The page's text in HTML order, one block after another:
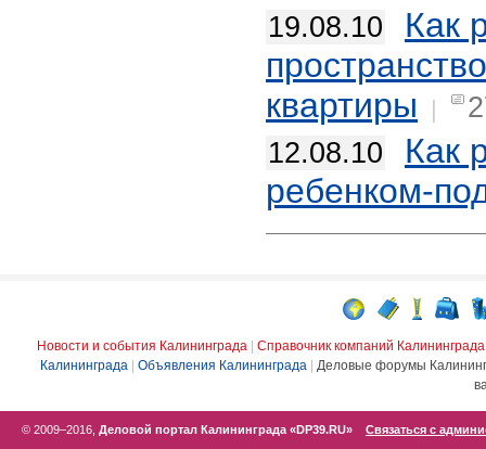
19.08.10
Как
квартиры |
12.08.10
Как
ребенком-
Новости и события Калининграда
Справочник компаний Калининграда
Калининграда
Объявления Калининграда
Деловые форумы
© 2009–2016, Деловой портал Калининграда «DP39.RU»
Связаться с